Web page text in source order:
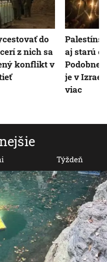
Týždeň
do
z nich sa
konflikt v
aj starú
Podobne
je v
viac